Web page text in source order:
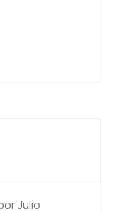
Julio